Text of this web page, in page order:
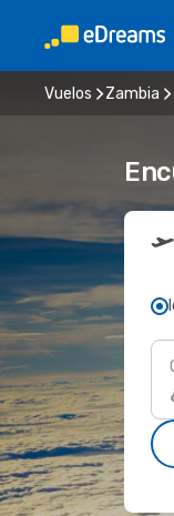
Vuelos Zambia